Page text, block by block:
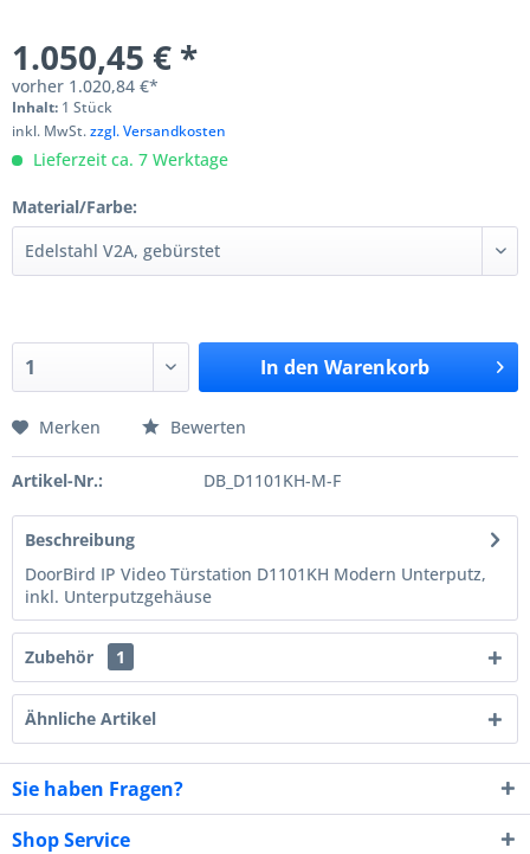
1.050,45 € *
vorher 1.020,84 €*
Inhalt: 1 Stück
inkl. MwSt.zzgl. Versandkosten
Lieferzeit ca. 7 Werktage
Material/Farbe:
In den Warenkorb
Merken Bewerten
Artikel-Nr.: DB_D1101KH-M-F
Beschreibung
DoorBird IP Video Türstation D1101KH Modern Unterputz,
inkl. Unterputzgehäuse
Zubehör 1
Ähnliche Artikel
Sie haben Fragen?
Shop Service